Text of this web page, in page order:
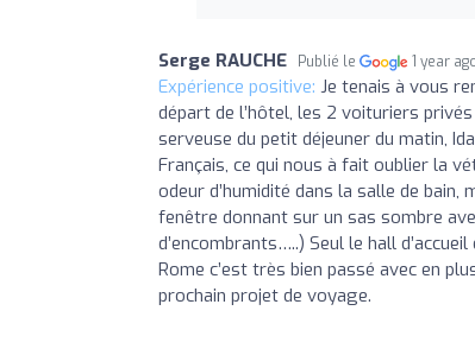
Serge RAUCHE Publié le 1 year
Expérience positive: Je tenais à vous
départ de l’hôtel, les 2 voituriers
serveuse du petit déjeuner du matin,
Français, ce qui nous à fait oublier la
odeur d’humidité dans la salle de
fenêtre donnant sur un sas sombre
d’encombrants…..) Seul le hall
Rome c’est très bien passé avec en
prochain projet de voyage.